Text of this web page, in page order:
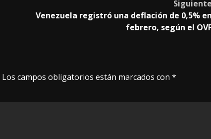
Venezuela registró una deflación de 0,5%
febrero, según el
Los campos obligatorios están marcados con *